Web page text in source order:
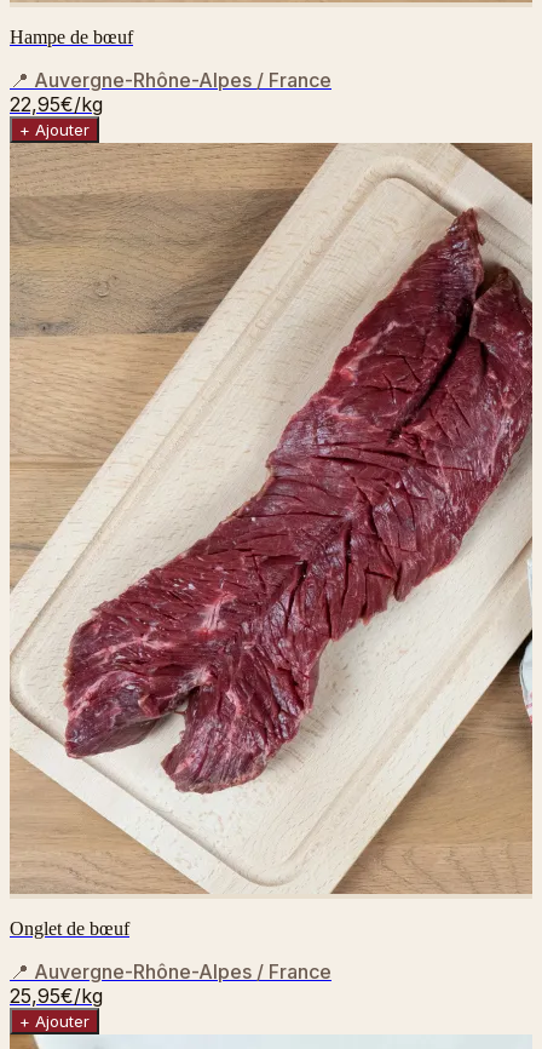
Hampe de bœuf
📍 Auvergne-Rhône-Alpes / France
22,95€/kg
+ Ajouter
Onglet de bœuf
📍 Auvergne-Rhône-Alpes / France
25,95€/kg
+ Ajouter